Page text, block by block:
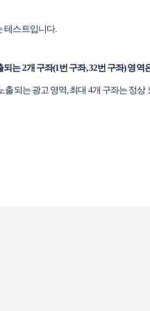
테스트입니다.
는 2개 구좌(1번 구좌, 32번 구좌) 영역
되는 광고 영역, 최대 4개 구좌는 정상